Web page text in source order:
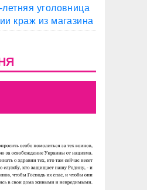
уголовница
краж из магазина